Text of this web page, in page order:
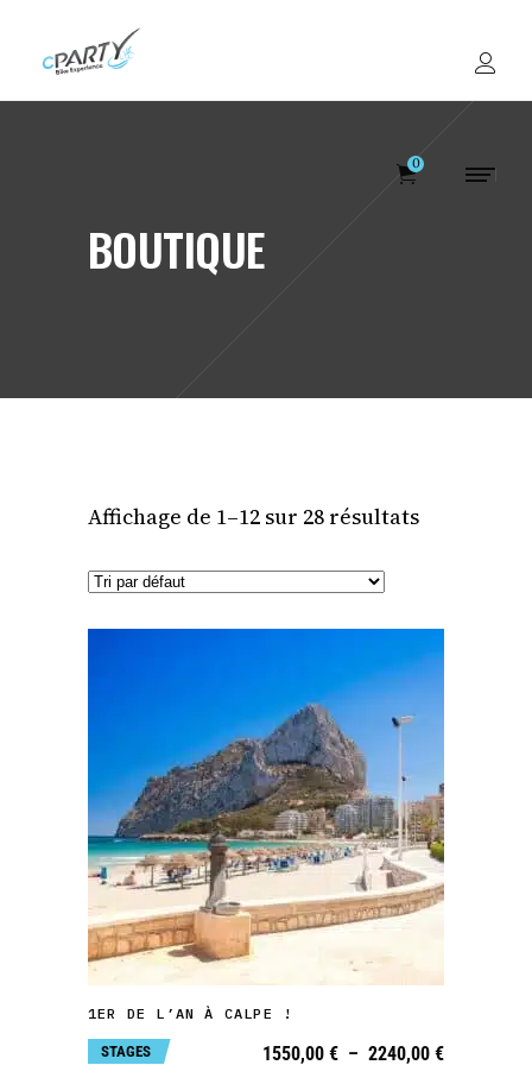
0
BOUTIQUE
Affichage de 1–12 sur 28 résultats
CHOIX DES OPTIONS
Ce
produit
a
plusieurs
variations.
Les
1ER DE L’AN À CALPE !
1550,00 € – 2240,00 €Plage
STAGES